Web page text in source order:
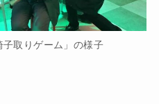
取りゲーム」の様子